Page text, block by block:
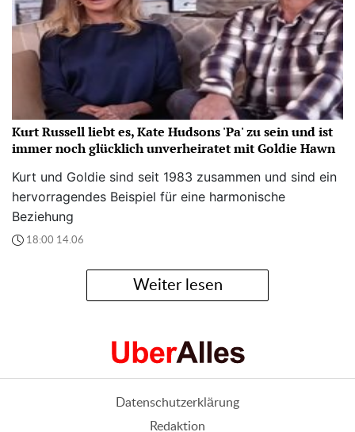
Kurt Russell liebt es, Kate Hudsons 'Pa' zu sein und ist
immer noch glücklich unverheiratet mit Goldie Hawn
Kurt und Goldie sind seit 1983 zusammen und sind ein
hervorragendes Beispiel für eine harmonische
Beziehung
18:00 14.06
Weiter lesen
Datenschutzerklärung
Redaktion